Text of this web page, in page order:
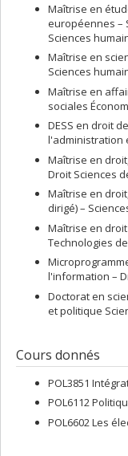
Maîtrise en
européennes –
Sciences
Maîtrise en
Sciences
Maîtrise en
sociales
DESS en droit
l'administration
Maîtrise en
Droit Sciences
Maîtrise en
dirigé) –
Maîtrise en
Technologies
l'information –
Doctorat en
et politique
Cours donnés
POL3851
POL6112
POL6602 Les